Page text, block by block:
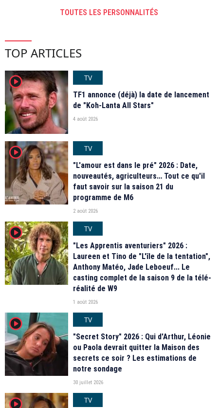
TOUTES LES PERSONNALITÉS
TOP ARTICLES
player2
TV
TF1 annonce (déjà) la date de lancement
de "Koh-Lanta All Stars"
4 août 2026
player2
TV
"L'amour est dans le pré" 2026 : Date,
nouveautés, agriculteurs… Tout ce qu'il
faut savoir sur la saison 21 du
programme de M6
2 août 2026
player2
TV
"Les Apprentis aventuriers" 2026 :
Laureen et Tino de "L'île de la tentation",
Anthony Matéo, Jade Leboeuf... Le
casting complet de la saison 9 de la télé-
réalité de W9
1 août 2026
player2
TV
"Secret Story" 2026 : Qui d'Arthur, Léonie
ou Paola devrait quitter la Maison des
secrets ce soir ? Les estimations de
notre sondage
30 juillet 2026
player2
TV